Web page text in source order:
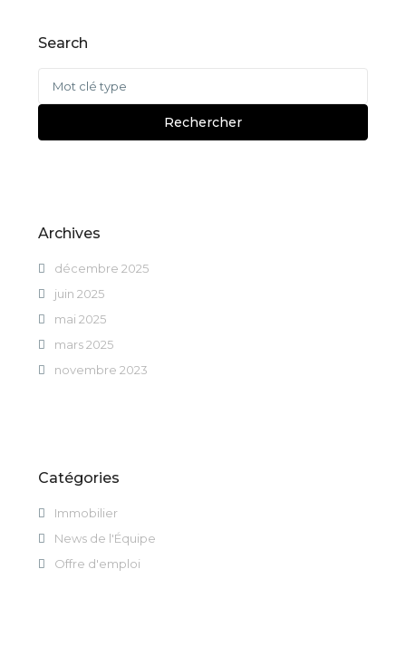
Search
Rechercher
Archives
décembre 2025
juin 2025
mai 2025
mars 2025
novembre 2023
Catégories
Immobilier
News de l'Équipe
Offre d'emploi